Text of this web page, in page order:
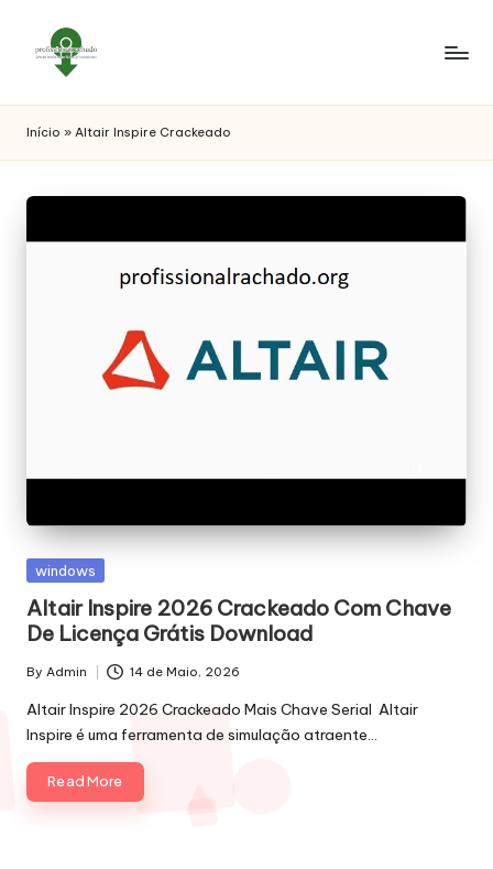
Início » Altair Inspire Crackeado
Posted
windows
Altair Inspire 2026 Crackeado Com Chave
De Licença Grátis Download
Posted
by
By Admin 14 de Maio, 2026
Altair Inspire 2026 Crackeado Mais Chave Serial Altair
Inspire é uma ferramenta de simulação atraente…
Read More